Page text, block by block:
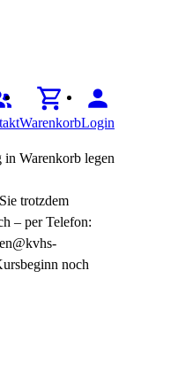
WarenkorbLogin
in Warenkorb legen
trotzdem
– per Telefon:
noch